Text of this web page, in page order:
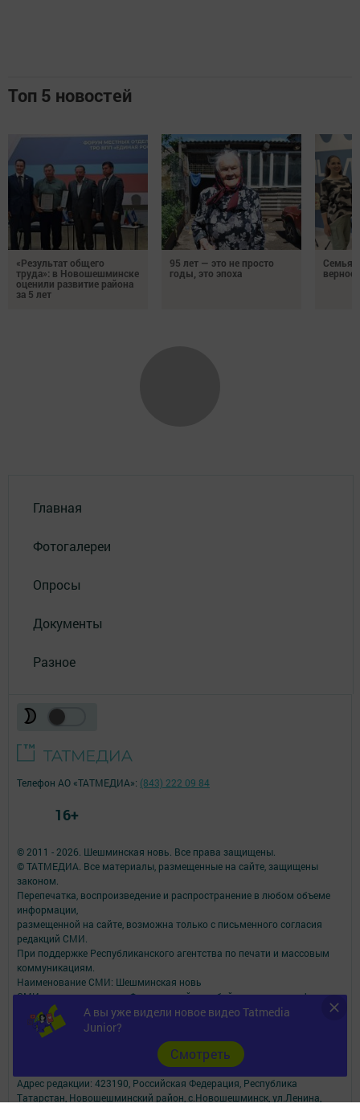
Топ 5 новостей
«Результат общего
труда»: в Новошешминске
оценили развитие района
за 5 лет
95 лет — это не просто
годы, это эпоха
Семья
Главная
Фотогалереи
Опросы
Документы
Разное
А вы уже видели новое видео Tatmedia
Junior?
Cмотреть
© 2011 - 2026. Шешминская новь. Все права защищены.
© ТАТМЕДИА. Все материалы, размещенные на сайте, защищены
законом.
Перепечатка, воспроизведение и распространение в любом объеме
информации,
размещенной на сайте, возможна только с письменного согласия
редакций СМИ.
При поддержке Республиканского агентства по печати и массовым
коммуникациям.
Наименование СМИ: Шешминская новь
СМИ зарегистрировано Федеральной службой по надзору в сфере
связи,
информационных технологий и массовых коммуникаций
запись о регистрации СМИ ЭЛ № ФС 77 - 90148 от 07.10.2025
ФИО главного редактора: Мусин Азат Вализанович Email:
sheshminskaja-nov.dir@tatmedia.com
Адрес редакции: 423190, Российская Федерация, Республика
Татарстан, Новошешминский район, с.Новошешминск, ул.Ленина,
Телефон АО «ТАТМЕДИА»: (843) 222 09 84
16+